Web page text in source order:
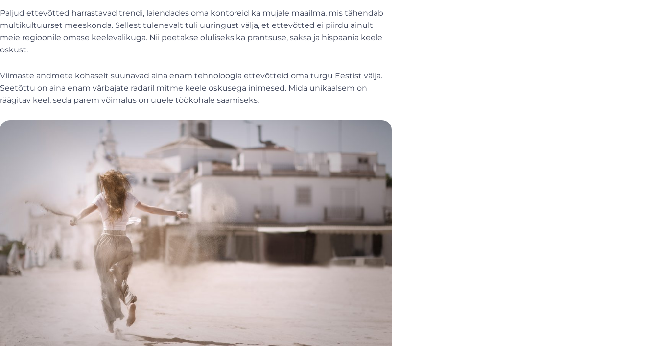
Paljud ettevõtted harrastavad trendi, laiendades oma kontoreid ka mujale maailma, mis tähendab
multikultuurset meeskonda. Sellest tulenevalt tuli uuringust välja, et ettevõtted ei piirdu ainult
meie regioonile omase keelevalikuga. Nii peetakse oluliseks ka prantsuse, saksa ja hispaania keele
oskust.
Viimaste andmete kohaselt suunavad aina enam tehnoloogia ettevõtteid oma turgu Eestist välja.
Seetõttu on aina enam värbajate radaril mitme keele oskusega inimesed. Mida unikaalsem on
räägitav keel, seda parem võimalus on uuele töökohale saamiseks.